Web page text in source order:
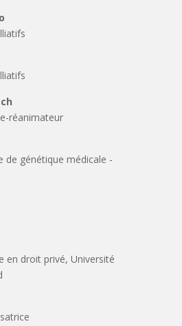
réanimateur
de génétique médicale -
en droit privé, Université